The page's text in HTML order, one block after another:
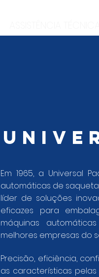
Em 1965, a Universal
automáticas de
líder de soluções
eficazes para
máquinas
melhores empresas do
Precisão, eficiência,
as características pelas